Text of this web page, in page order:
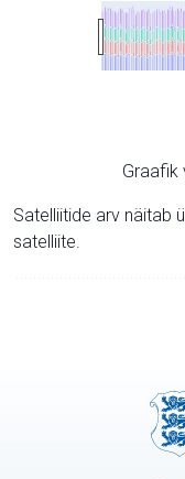
Graafik
Satelliitide arv näitab
satelliite.